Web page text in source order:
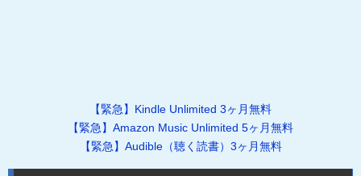
【緊急】Kindle Unlimited 3ヶ月無料
【緊急】Amazon Music Unlimited 5ヶ月無料
【緊急】Audible（聴く読書）3ヶ月無料